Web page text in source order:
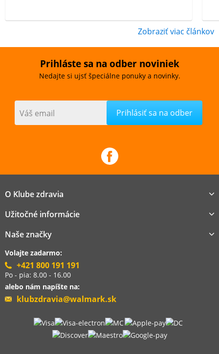
Zobraziť viac článkov
Prihláste sa na odber noviniek
Nedajte si ujsť špeciálne ponuky a novinky.
Váš email
O Klube zdravia
Užitočné informácie
Naše značky
Volajte zadarmo:
+421 800 191 191
Po - pia: 8.00 - 16.00
alebo nám napíšte na:
klubzdravia@walmark.sk